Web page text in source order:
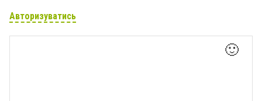
Авторизуватись
🙂